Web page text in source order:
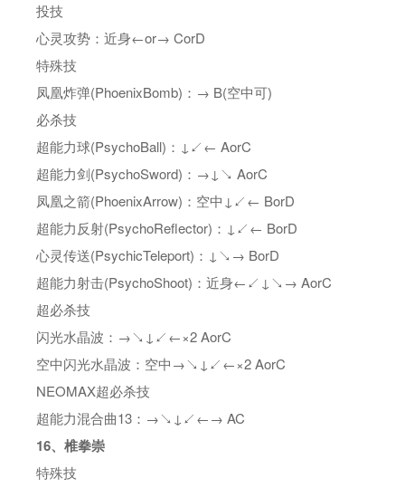
投技
心灵攻势：近身←or→ CorD
特殊技
凤凰炸弹(PhoenixBomb)：→ B(空中可)
必杀技
超能力球(PsychoBall)：↓↙← AorC
超能力剑(PsychoSword)：→↓↘ AorC
凤凰之箭(PhoenixArrow)：空中↓↙← BorD
超能力反射(PsychoReflector)：↓↙← BorD
心灵传送(PsychicTeleport)：↓↘→ BorD
超能力射击(PsychoShoot)：近身←↙↓↘→ AorC
超必杀技
闪光水晶波：→↘↓↙←×2 AorC
空中闪光水晶波：空中→↘↓↙←×2 AorC
NEOMAX超必杀技
超能力混合曲13：→↘↓↙←→ AC
16、椎拳崇
特殊技